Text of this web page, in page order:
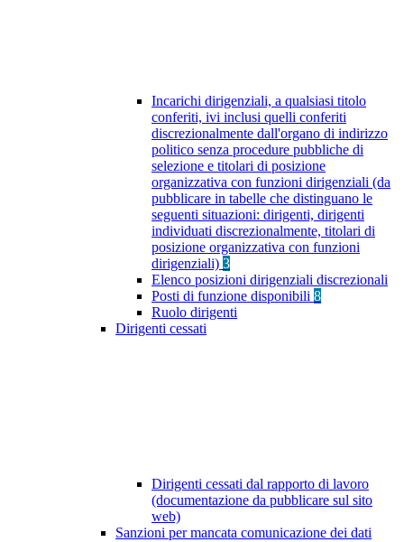
Incarichi dirigenziali, a qualsiasi titolo
conferiti, ivi inclusi quelli conferiti
discrezionalmente dall'organo di indirizzo
politico senza procedure pubbliche di
selezione e titolari di posizione
organizzativa con funzioni dirigenziali (da
pubblicare in tabelle che distinguano le
seguenti situazioni: dirigenti, dirigenti
individuati discrezionalmente, titolari di
posizione organizzativa con funzioni
dirigenziali) 3
Elenco posizioni dirigenziali discrezionali
Posti di funzione disponibili 8
Ruolo dirigenti
Dirigenti cessati
Dirigenti cessati dal rapporto di lavoro
(documentazione da pubblicare sul sito
web)
Sanzioni per mancata comunicazione dei dati